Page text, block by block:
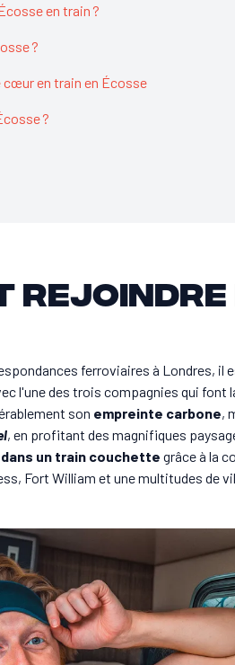
en train ?
?
en train en Écosse
?
rejoindre
ferroviaires à Londres, il
l'une des trois compagnies qui
son empreinte carbone,
, en profitant des magnifiques
un train couchette grâce à la
Fort William et une multitudes de